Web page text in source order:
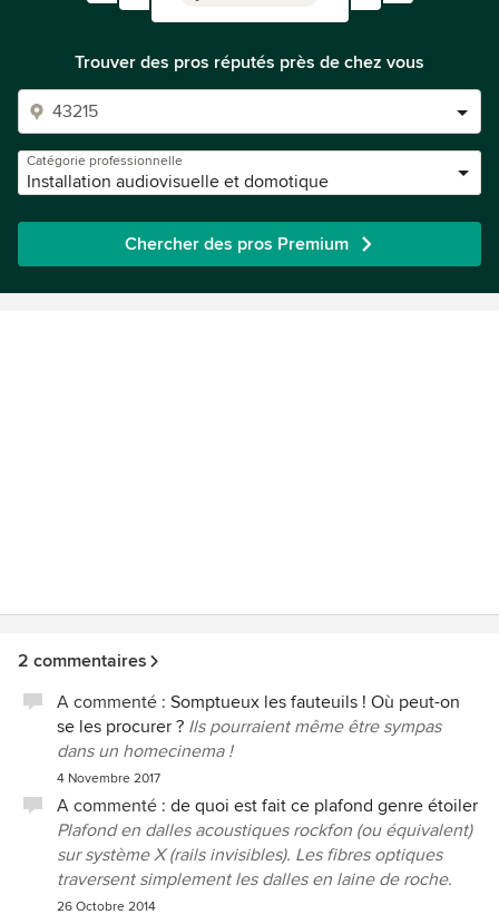
Trouver des pros réputés près de chez vous
Catégorie professionnelle
Installation audiovisuelle et domotique
Chercher des pros Premium
2 commentaires
A commenté : Somptueux les fauteuils ! Où peut-on
se les procurer ? Ils pourraient même être sympas
dans un homecinema !
4 Novembre 2017
A commenté : de quoi est fait ce plafond genre étoiler
Plafond en dalles acoustiques rockfon (ou équivalent)
sur système X (rails invisibles). Les fibres optiques
traversent simplement les dalles en laine de roche.
26 Octobre 2014